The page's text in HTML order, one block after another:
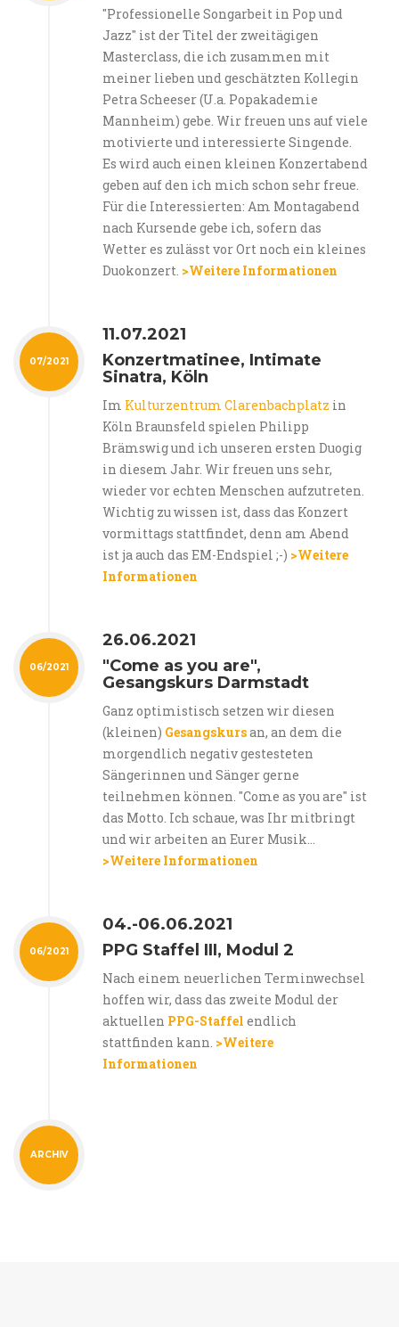
"Professionelle Songarbeit in Pop und
Jazz" ist der Titel der zweitägigen
Masterclass, die ich zusammen mit
meiner lieben und geschätzten Kollegin
Petra Scheeser (U.a. Popakademie
Mannheim) gebe. Wir freuen uns auf viele
motivierte und interessierte Singende.
Es wird auch einen kleinen Konzertabend
geben auf den ich mich schon sehr freue.
Für die Interessierten: Am Montagabend
nach Kursende gebe ich, sofern das
Wetter es zulässt vor Ort noch ein kleines
Duokonzert. >Weitere Informationen
07/2021
11.07.2021
Konzertmatinee, Intimate
Sinatra, Köln
Im Kulturzentrum Clarenbachplatz in
Köln Braunsfeld spielen Philipp
Brämswig und ich unseren ersten Duogig
in diesem Jahr. Wir freuen uns sehr,
wieder vor echten Menschen aufzutreten.
Wichtig zu wissen ist, dass das Konzert
vormittags stattfindet, denn am Abend
ist ja auch das EM-Endspiel ;-) >Weitere
Informationen
06/2021
26.06.2021
"Come as you are",
Gesangskurs Darmstadt
Ganz optimistisch setzen wir diesen
(kleinen) Gesangskursan, an dem die
morgendlich negativ gestesteten
Sängerinnen und Sänger gerne
teilnehmen können. "Come as you are" ist
das Motto. Ich schaue, was Ihr mitbringt
und wir arbeiten an Eurer Musik...
>Weitere Informationen
06/2021
04.-06.06.2021
PPG Staffel III, Modul 2
Nach einem neuerlichen Terminwechsel
hoffen wir, dass das zweite Modul der
aktuellen PPG-Staffel endlich
stattfinden kann. >Weitere
Informationen
ARCHIV